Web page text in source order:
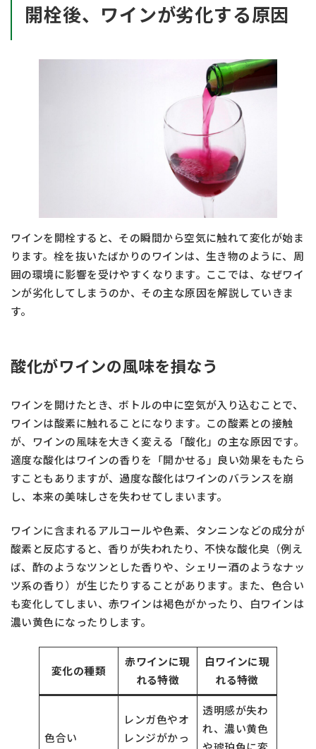
開栓後、ワインが劣化する原因
ワインを開栓すると、その瞬間から空気に触れて変化が始ま
ります。栓を抜いたばかりのワインは、生き物のように、周
囲の環境に影響を受けやすくなります。ここでは、なぜワイ
ンが劣化してしまうのか、その主な原因を解説していきま
す。
酸化がワインの風味を損なう
ワインを開けたとき、ボトルの中に空気が入り込むことで、
ワインは酸素に触れることになります。この酸素との接触
が、ワインの風味を大きく変える「酸化」の主な原因です。
適度な酸化はワインの香りを「開かせる」良い効果をもたら
すこともありますが、過度な酸化はワインのバランスを崩
し、本来の美味しさを失わせてしまいます。
ワインに含まれるアルコールや色素、タンニンなどの成分が
酸素と反応すると、香りが失われたり、不快な酸化臭（例え
ば、酢のようなツンとした香りや、シェリー酒のようなナッ
ツ系の香り）が生じたりすることがあります。また、色合い
も変化してしまい、赤ワインは褐色がかったり、白ワインは
濃い黄色になったりします。
変化の種類
赤ワインに現
れる特徴
白ワインに現
れる特徴
色合い
レンガ色やオ
レンジがかっ
透明感が失わ
れ、濃い黄色